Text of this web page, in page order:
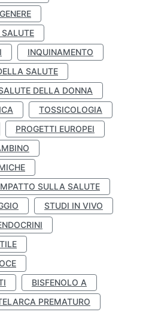
INQUINAMENTO
SALUTE
DELLA DONNA
TOSSICOLOGIA
PROGETTI EUROPEI
SULLA SALUTE
STUDI IN VIVO
BISFENOLO A
PREMATURO